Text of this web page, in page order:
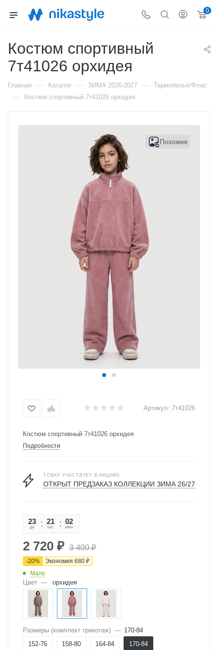
0
Костюм спортивный
7т41026 орхидея
Главная — Каталог — ЗИМА 2026-2027 — Термобельё/Флис
— Костюм спортивный 7т41026 орхидея
Похожие
Артикул: 7т41026
Костюм спортивный 7т41026 орхидея
Подробности
ТОВАР УЧАСТВУЕТ В АКЦИЯХ
ОТКРЫТ ПРЕДЗАКАЗ КОЛЛЕКЦИИ ЗИМА 26/27
23
дн
21
час
02
мин
2 720 ₽ 3 400₽
-20% Экономия 680 ₽
Мало
Цвет — орхидея
Размеры (комплект трикотаж) — 170-84
152-76
158-80 164-84 170-84